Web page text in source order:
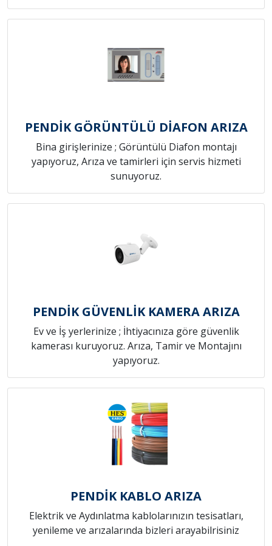
PENDİK GÖRÜNTÜLÜ DİAFON ARIZA
Bina girişlerinize ; Görüntülü Diafon montajı
yapıyoruz, Arıza ve tamirleri için servis hizmeti
sunuyoruz.
PENDİK GÜVENLİK KAMERA ARIZA
Ev ve İş yerlerinize ; İhtiyacınıza göre güvenlik
kamerası kuruyoruz. Arıza, Tamir ve Montajını
yapıyoruz.
PENDİK KABLO ARIZA
Elektrik ve Aydınlatma kablolarınızın tesisatları,
yenileme ve arızalarında bizleri arayabilrisiniz